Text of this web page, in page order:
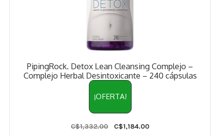
PipingRock. Detox Lean Cleansing Complejo –
Complejo Herbal Desintoxicante – 240 cápsulas
¡OFERTA!
C$1,332.00
Original
C$1,184.00Current